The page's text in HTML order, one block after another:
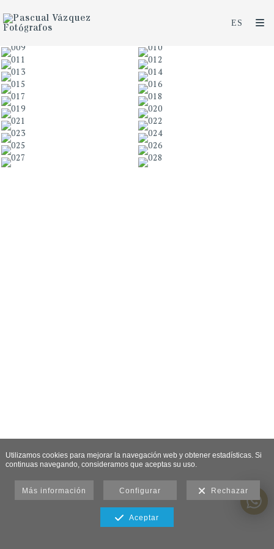
Utilizamos cookies para mejorar la navegación web y obtener estadísticas. Si
continuas navegando, consideramos que aceptas su uso.
Más información Configurar Rechazar
Aceptar